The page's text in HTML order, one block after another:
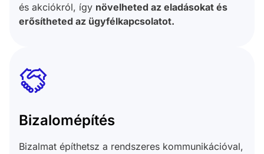
és akciókról, így növelheted az eladásokat és
erősítheted az ügyfélkapcsolatot.
Bizalomépítés
Bizalmat építhetsz a rendszeres kommunikációval,